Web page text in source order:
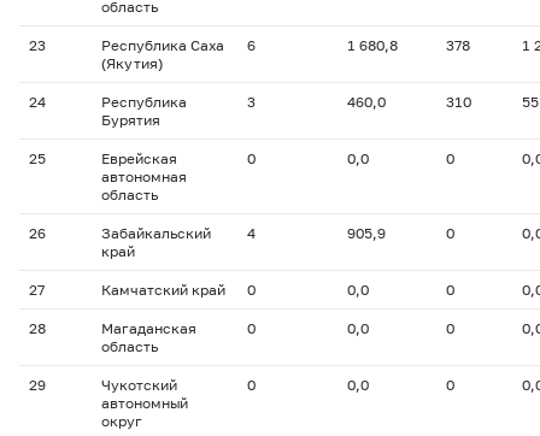
область
23
Республика Саха
(Якутия)
6 1 680,8 378 1
24
Республика
Бурятия
3 460,0 310
25
Еврейская
автономная
область
0 0,0 0
26
Забайкальский
край
4 905,9 0
27 Камчатский край 0 0,0 0
28
Магаданская
область
0 0,0 0
29
Чукотский
автономный
округ
0 0,0 0